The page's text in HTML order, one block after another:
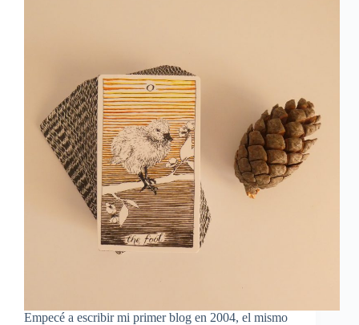
Empecé a escribir mi primer blog en 2004, el mismo